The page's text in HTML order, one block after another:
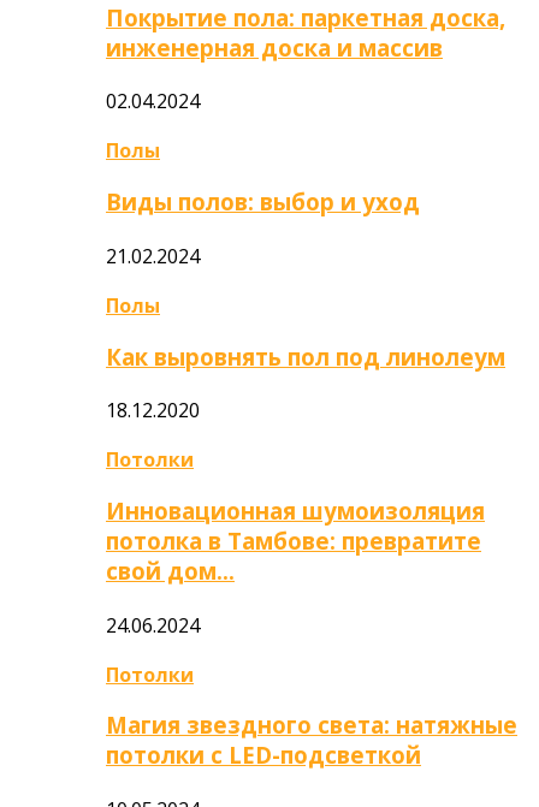
Покрытие пола: паркетная доска,
инженерная доска и массив
02.04.2024
Полы
Виды полов: выбор и уход
21.02.2024
Полы
Как выровнять пол под линолеум
18.12.2020
Потолки
Инновационная шумоизоляция
потолка в Тамбове: превратите
свой дом…
24.06.2024
Потолки
Магия звездного света: натяжные
потолки с LED-подсветкой